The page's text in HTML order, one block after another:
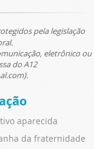
pela legislação
eletrônico ou
do A12
aparecida
da fraternidade